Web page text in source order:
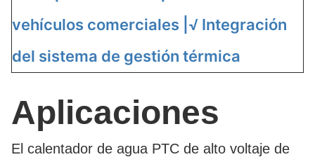
vehículos comerciales | √ Integración
del sistema de gestión térmica
Aplicaciones
El calentador de agua PTC de alto voltaje de